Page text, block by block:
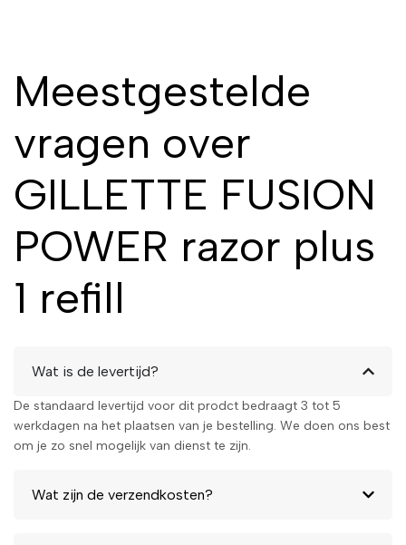
Meestgestelde
vragen over
GILLETTE FUSION
POWER razor plus
1 refill
Wat is de levertijd?
De standaard levertijd voor dit prodct bedraagt 3 tot 5
werkdagen na het plaatsen van je bestelling. We doen ons best
om je zo snel mogelijk van dienst te zijn.
Wat zijn de verzendkosten?